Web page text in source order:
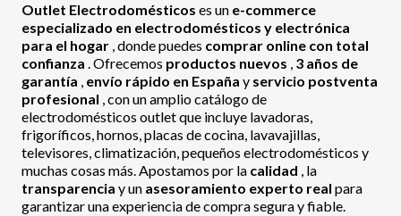
Outlet Electrodomésticos es un e-commerce
especializado en electrodomésticos y electrónica
para el hogar , donde puedes comprar online con total
confianza . Ofrecemos productos nuevos , 3 años de
garantía , envío rápido en España y servicio postventa
profesional , con un amplio catálogo de
electrodomésticos outlet que incluye lavadoras,
frigoríficos, hornos, placas de cocina, lavavajillas,
televisores, climatización, pequeños electrodomésticos y
muchas cosas más. Apostamos por la calidad , la
transparencia y un asesoramiento experto real para
garantizar una experiencia de compra segura y fiable.